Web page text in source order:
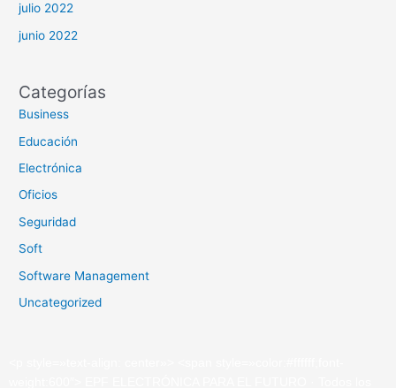
julio 2022
junio 2022
Categorías
Business
Educación
Electrónica
Oficios
Seguridad
Soft
Software Management
Uncategorized